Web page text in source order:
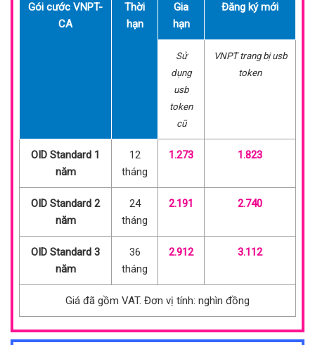
Gói cước VNPT-
CA
Thời
hạn
Gia
hạn
Đăng ký mới
Sử
dụng
usb
token
cũ
VNPT trang bị usb
token
OID Standard 1
năm
12
tháng
1.273 1.823
OID Standard 2
năm
24
tháng
2.191 2.740
OID Standard 3
năm
36
tháng
2.912 3.112
Giá đã gồm VAT. Đơn vị tính: nghìn đồng